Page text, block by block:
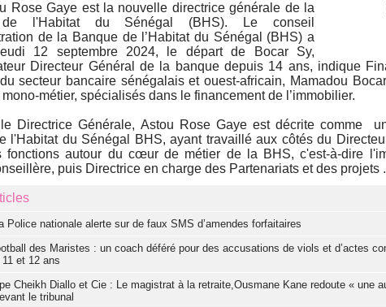
Rose Gaye est la nouvelle directrice générale de la
de l'Habitat du Sénégal (BHS). Le conseil
de la Banque de l’Habitat du Sénégal (BHS) a
12 septembre 2024, le départ de Bocar Sy,
Directeur Général de la banque depuis 14 ans, indique
secteur bancaire sénégalais et ouest-africain, Mamadou
métier, spécialisés dans le financement de l’immobilier.
Directrice Générale, Astou Rose Gaye est décrite comme
l'Habitat du Sénégal BHS, ayant travaillé aux côtés du
fonctions autour du cœur de métier de la BHS, c'est-à-dire
puis Directrice en charge des Partenariats et des projets
Police nationale alerte sur de faux SMS d’amendes forfaitaires
des Maristes : un coach déféré pour des accusations de viols et d’actes
et 12 ans
Cheikh Diallo et Cie : Le magistrat à la retraite,Ousmane Kane redoute « une
le tribunal